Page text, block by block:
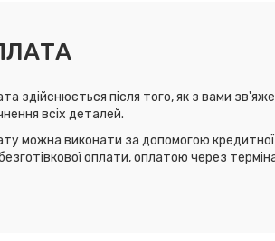
здійснюється після того, як з вами
всіх деталей.
можна виконати за допомогою
оплати, оплатою через